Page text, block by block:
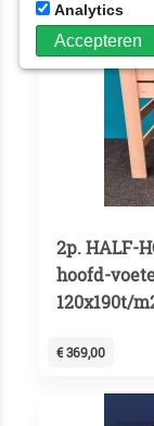
2p. HALF-
hoofd-
120x190t/
€ 369,00
Analytics
Accepteren